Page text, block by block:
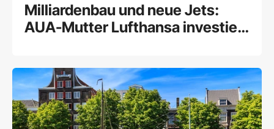
Milliardenbau und neue Jets:
AUA-Mutter Lufthansa investiert